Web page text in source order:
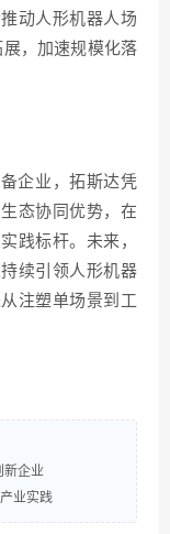
动人形机器人场
，加速规模化落
企业，拓斯达凭
态协同优势，在
践标杆。未来，
续引领人形机器
注塑单场景到工
新企业
业实践